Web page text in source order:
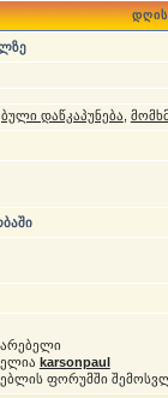
დღის
დაწკაპუნება
karsonpaul
ფორუმში